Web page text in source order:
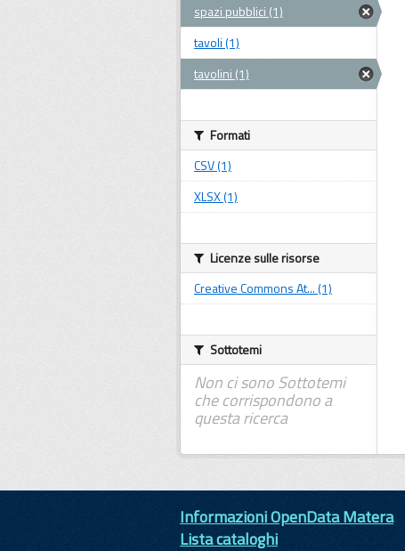
spazi pubblici (1)
tavoli (1)
tavolini (1)
Formati
CSV (1)
XLSX (1)
Licenze sulle risorse
Creative Commons At... (1)
Sottotemi
Non ci sono Sottotemi
che corrispondono a
questa ricerca
Informazioni OpenData Matera
Lista cataloghi